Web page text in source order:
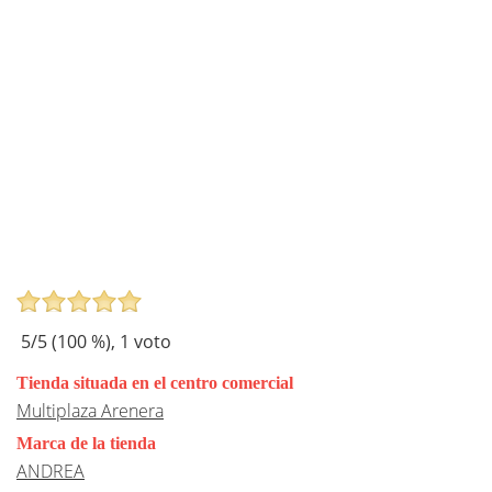
5/5 (100%), 1 voto
Tienda situada en el centro comercial
Multiplaza Arenera
Marca de la tienda
ANDREA